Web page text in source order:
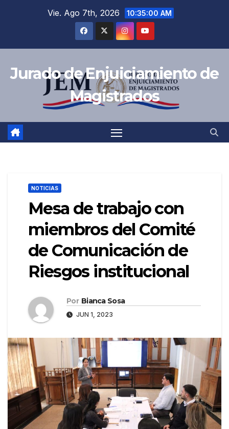
Vie. Ago 7th, 2026 10:35:01 AM
Jurado de Enjuiciamiento de
Magistrados
NOTICIAS
Mesa de trabajo con
miembros del Comité
de Comunicación de
Riesgos institucional
Por Bianca Sosa
JUN 1, 2023